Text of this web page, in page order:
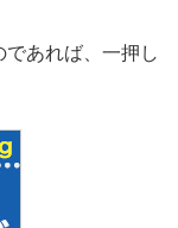
あれば、一押し